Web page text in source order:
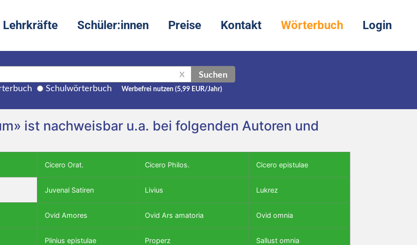
Lehrkräfte Schüler:innen Preise Kontakt Wörterbuch Login
X Suchen
Schulwörterbuch Werbefrei nutzen (5,99 EUR/Jahr)
ist nachweisbar u.a. bei folgenden Autoren und
Cicero Orat. Cicero Philos. Cicero epistulae
Juvenal Satiren Livius Lukrez
Ovid Amores Ovid Ars amatoria Ovid omnia
Plinius epistulae Properz Sallust omnia